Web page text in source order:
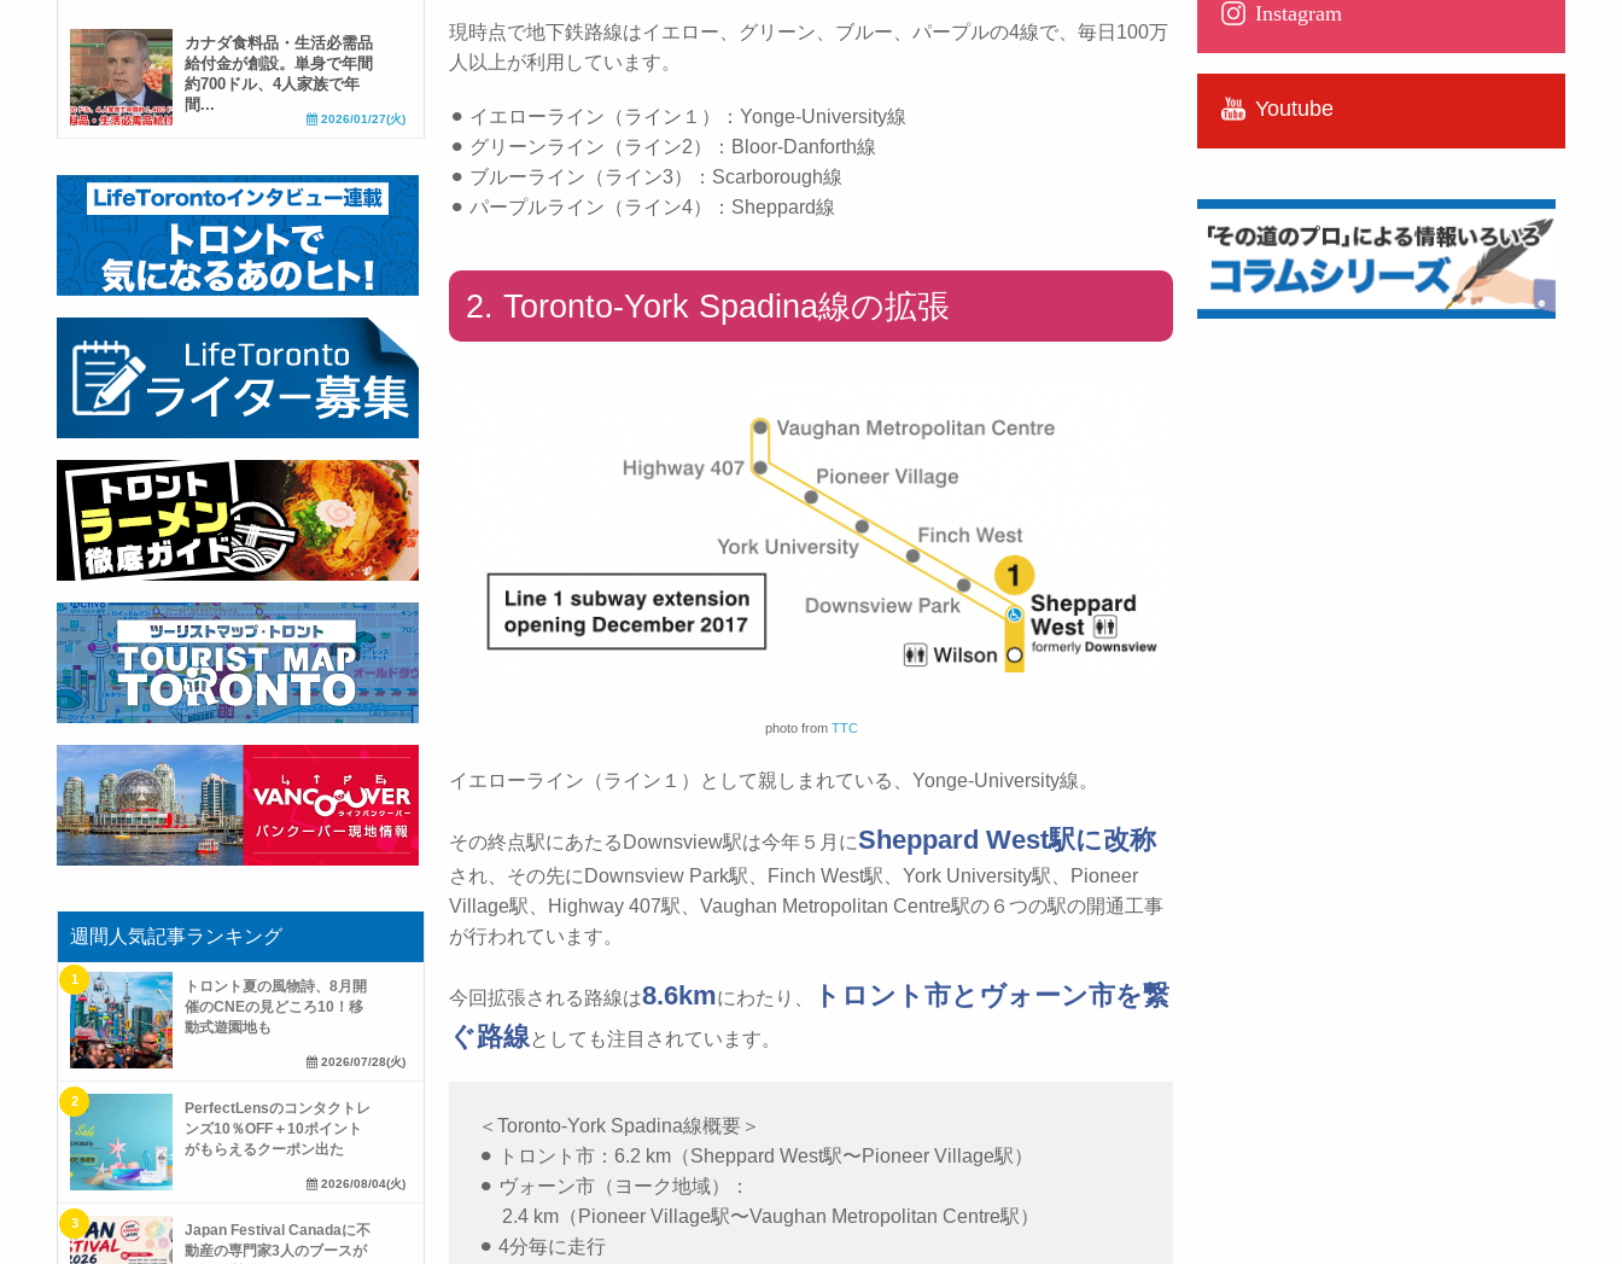
現時点で地下鉄路線はイエロー、グリーン、ブルー、パープルの4線で、毎日100万
人以上が利用しています。
⚫︎ イエローライン（ライン１）：Yonge-University線
⚫︎ グリーンライン（ライン2）：Bloor-Danforth線
⚫︎ ブルーライン（ライン3）：Scarborough線
⚫︎ パープルライン（ライン4）：Sheppard線
2. Toronto-York Spadina線の拡張
photo from TTC
イエローライン（ライン１）として親しまれている、Yonge-University線。
その終点駅にあたるDownsview駅は今年５月にSheppard West駅に改称
され、その先にDownsview Park駅、Finch West駅、York University駅、Pioneer
Village駅、Highway 407駅、Vaughan Metropolitan Centre駅の６つの駅の開通工事
が行われています。
今回拡張される路線は8.6kmにわたり、
トロント市とヴォーン市を繋
ぐ路線としても注目されています。
＜Toronto-York Spadina線概要＞
⚫︎ トロント市：6.2 km（Sheppard West駅〜Pioneer Village駅）
⚫︎ ヴォーン市（ヨーク地域）：
2.4 km（Pioneer Village駅〜Vaughan Metropolitan Centre駅）
⚫︎ 4分毎に走行
カナダ食料品・生活必需品
給付金が創設。単身で年間
約700ドル、4人家族で年
間...
2026/01/27(火)
週間人気記事ランキング
トロント夏の風物詩、8月開
催のCNEの見どころ10！移
動式遊園地も
2026/07/28(火)
PerfectLensのコンタクトレ
ンズ10％OFF＋10ポイント
がもらえるクーポン出た
2026/08/04(火)
Japan Festival Canadaに不
動産の専門家3人のブースが
Instagram
Youtube